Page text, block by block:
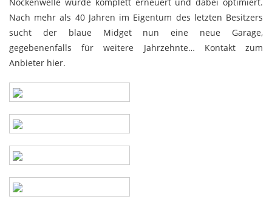
Nach mehr als 40 Jahren im Eigentum des letzten Besitzers
sucht der blaue Midget nun eine neue Garage,
gegebenenfalls für weitere Jahrzehnte… Kontakt zum
Anbieter hier.